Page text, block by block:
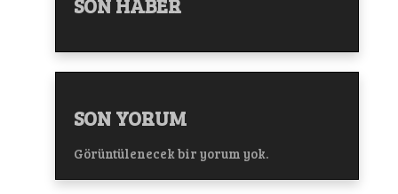
SON HABER
SON YORUM
Görüntülenecek bir yorum yok.